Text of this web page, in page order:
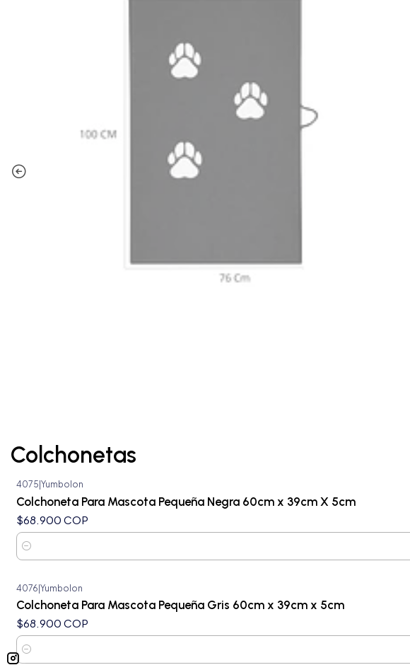
Colchonetas
4075 Yumbolon
Colchoneta Para Mascota Pequeña Negra 60cm x 39cm X 5cm
$68.900 COP
Cantidad
4076|Yumbolon
Colchoneta Para Mascota Pequeña Gris 60cm x 39cm x 5cm
$68.900 COP
Cantidad